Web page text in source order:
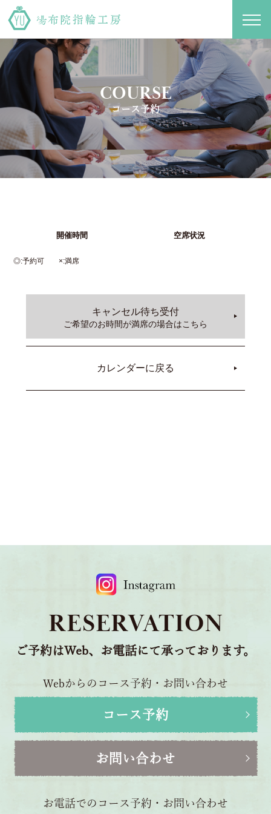
COURSE
コース予約
開催時間 空席状況
◎ 予約可 × 満席
キャンセル待ち受付
ご希望のお時間が満席の場合はこちら
カレンダーに戻る
RESERVATION
ご予約はWeb、お電話にて承っております。
Webからのコース予約・お問い合わせ
コース予約
お問い合わせ
お電話でのコース予約・お問い合わせ